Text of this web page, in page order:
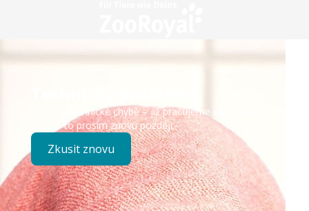
Došlo k technické chybě – již pracujeme na opravě.
Zkuste to prosím znovu později.
Zkusit znovu